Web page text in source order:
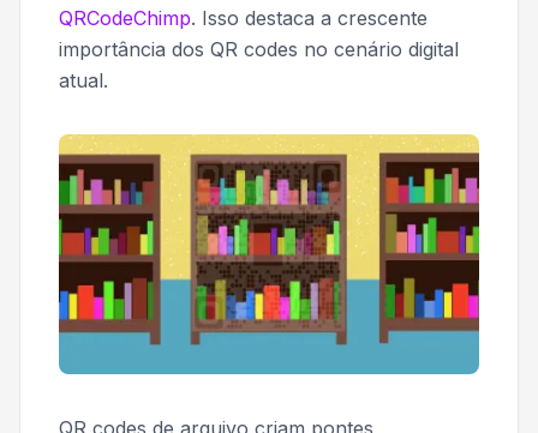
QRCodeChimp. Isso destaca a crescente
importância dos QR codes no cenário digital
atual.
QR codes de arquivo criam pontes